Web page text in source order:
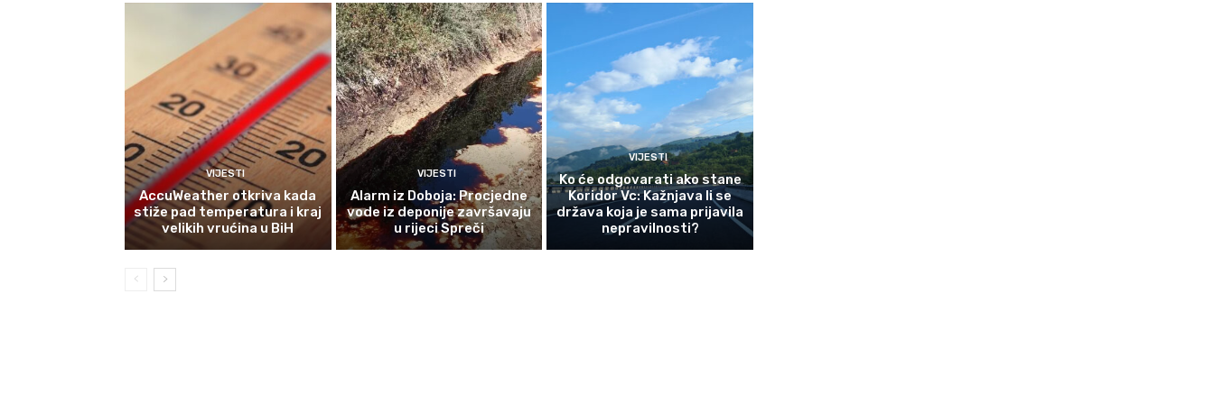
VIJESTI
AccuWeather otkriva kada
stiže pad temperatura i kraj
velikih vrućina u BiH
VIJESTI
Alarm iz Doboja: Procjedne
vode iz deponije završavaju
u rijeci Spreči
VIJESTI
Ko će odgovarati ako stane
Koridor Vc: Kažnjava li se
država koja je sama prijavila
nepravilnosti?